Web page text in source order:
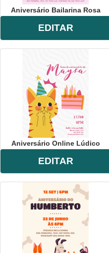
Aniversário Bailarina Rosa
EDITAR
Aniversário Online Lúdico
EDITAR